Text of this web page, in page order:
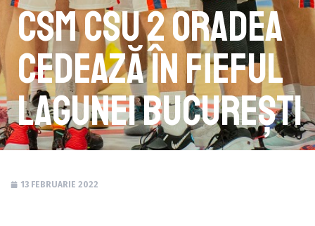
CSM CSU 2 Oradea
cedează în fieful
Lagunei București
13 FEBRUARIE 2022